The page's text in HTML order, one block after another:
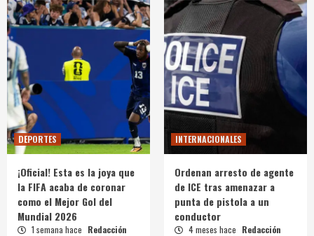
DEPORTES
¡Oficial! Esta es la joya que
la FIFA acaba de coronar
como el Mejor Gol del
Mundial 2026
1 semana hace Redacción
INTERNACIONALES
Ordenan arresto de agente
de ICE tras amenazar a
punta de pistola a un
conductor
4 meses hace Redacción